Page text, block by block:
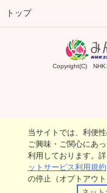
トップ
Copyright(C) NHK
当サイトでは、利便
ご興味・ご関心にあ
利用しております。
ットサービス利用規約
の停止（オプトアウ